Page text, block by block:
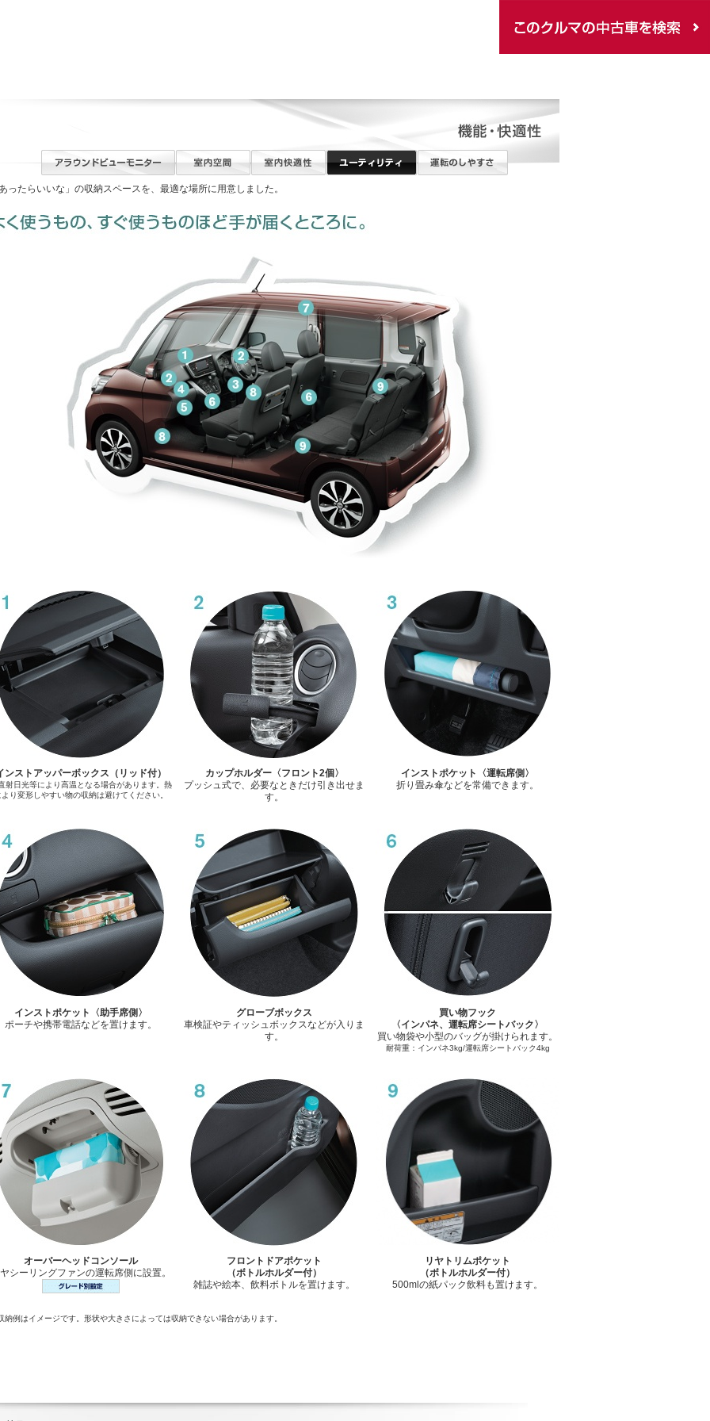
ったらいいな」の収納スペースを、最適な場所に用意しました。
ンストアッパーボックス（リッド付）
射日光等により高温となる場合があります。熱
より変形しやすい物の収納は避けてください。
カップホルダー〈フロント2個〉
プッシュ式で、必要なときだけ引き出せま
す。
インストポケット〈運転席側〉
折り畳み傘などを常備できます。
インストポケット〈助手席側〉
ポーチや携帯電話などを置けます。
グローブボックス
車検証やティッシュボックスなどが入りま
す。
買い物フック
〈インパネ、運転席シートバック〉
買い物袋や小型のバッグが掛けられます。
耐荷重：インパネ3kg/運転席シートバック4kg
オーバーヘッドコンソール
シーリングファンの運転席側に設置。
フロントドアポケット
（ボトルホルダー付）
雑誌や絵本、飲料ボトルを置けます。
リヤトリムポケット
（ボトルホルダー付）
500mlの紙パック飲料も置けます。
納例はイメージです。形状や大きさによっては収納できない場合があります。